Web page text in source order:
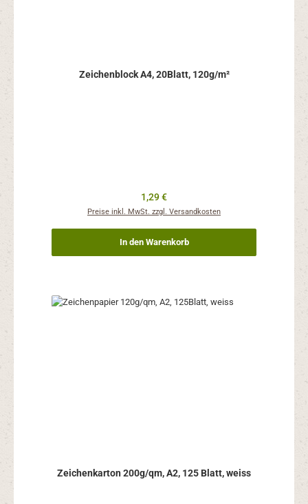
Zeichenblock A4, 20Blatt, 120g/m²
Regulärer Preis:
1,29 €
Preise inkl. MwSt. zzgl. Versandkosten
In den Warenkorb
Zeichenkarton 200g/qm, A2, 125 Blatt, weiss